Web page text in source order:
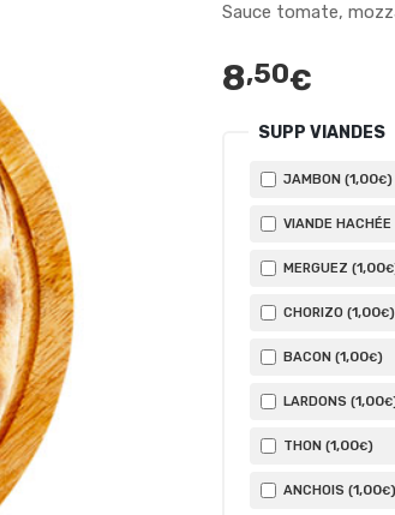
Sauce tomate,
8,50€
SUPP VIANDES
JAMBON (1,00€)
VIANDE HACHÉE
MERGUEZ (1,00€
CHORIZO (1,00€)
BACON (1,00€)
LARDONS (1,00€
THON (1,00€)
ANCHOIS (1,00€)